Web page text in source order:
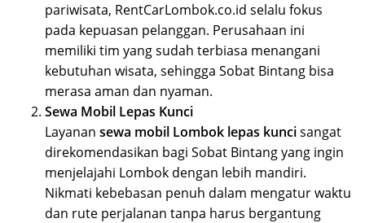
pariwisata, RentCarLombok.co.id selalu fokus
pada kepuasan pelanggan. Perusahaan ini
memiliki tim yang sudah terbiasa menangani
kebutuhan wisata, sehingga Sobat Bintang bisa
merasa aman dan nyaman.
Sewa Mobil Lepas Kunci
Layanan sewa mobil Lombok lepas kuncisangat
direkomendasikan bagi Sobat Bintang yang ingin
menjelajahi Lombok dengan lebih mandiri.
Nikmati kebebasan penuh dalam mengatur waktu
dan rute perjalanan tanpa harus bergantung